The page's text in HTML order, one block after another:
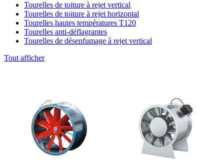
Tourelles de toiture à rejet vertical
Tourelles de toiture à rejet horizontal
Tourelles hautes températures T120
Tourelles anti-déflagrantes
Tourelles de désenfumage à rejet vertical
Tout afficher